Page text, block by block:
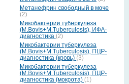
Метанефрин свободный в моче
(2)
Микобактерии туберкулеза
(M.Bovis+M.Tuberculosis), ИФА-
диагностика (2)
Микобактерии туберкулеза
(M.Bovis+M.Tuberculosis), ПЦР-
диагностика (кровь) (3)
Микобактерии туберкулеза
(M.Bovis+M.Tuberculosis), ПЦР-
диагностика (мокрота) (1)